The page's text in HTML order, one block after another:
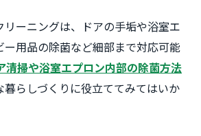
ーニングは、ドアの手垢や浴室エ
ー用品の除菌など細部まで対応可能
清掃や浴室エプロン内部の除菌方法
らしづくりに役立ててみてはいか